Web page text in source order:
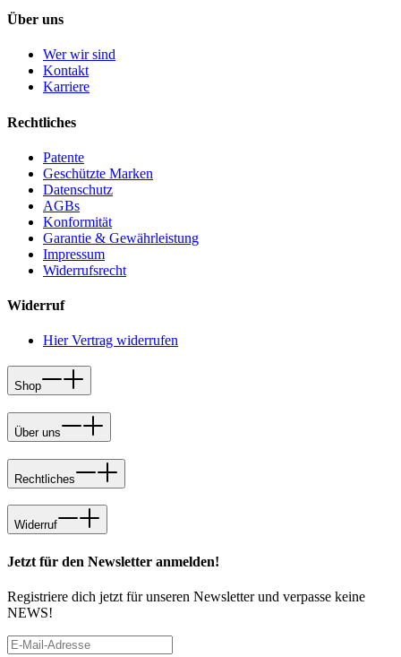
Über uns
Wer wir sind
Kontakt
Karriere
Rechtliches
Patente
Geschützte Marken
Datenschutz
AGBs
Konformität
Garantie & Gewährleistung
Impressum
Widerrufsrecht
Widerruf
Hier Vertrag widerrufen
Shop
Über uns
Rechtliches
Widerruf
Jetzt für den Newsletter anmelden!
Registriere dich jetzt für unseren Newsletter und verpasse keine
NEWS!